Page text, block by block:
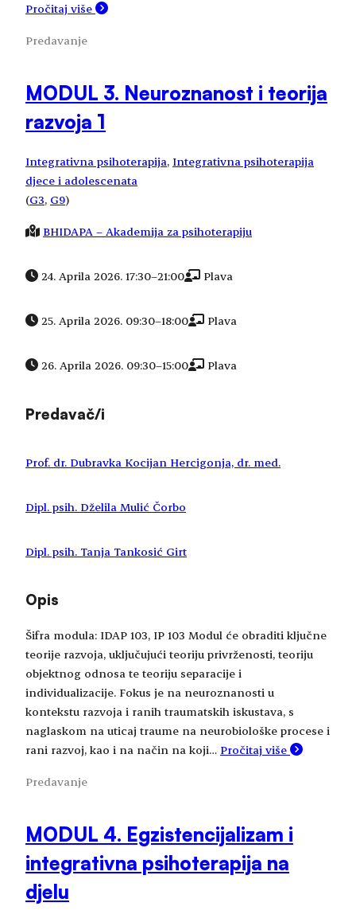
Pročitaj više
Predavanje
MODUL 3. Neuroznanost i teorija
razvoja 1
Integrativna psihoterapija, Integrativna psihoterapija
djece i adolescenata
(G3, G9)
BHIDAPA – Akademija za psihoterapiju
24. Aprila 2026. 17:30–21:00 Plava
25. Aprila 2026. 09:30–18:00 Plava
26. Aprila 2026. 09:30–15:00 Plava
Predavač/i
Prof. dr. Dubravka Kocijan Hercigonja, dr. med.
Dipl. psih. Dželila Mulić Čorbo
Dipl. psih. Tanja Tankosić Girt
Opis
Šifra modula: IDAP 103, IP 103 Modul će obraditi ključne
teorije razvoja, uključujući teoriju privrženosti, teoriju
objektnog odnosa te teoriju separacije i
individualizacije. Fokus je na neuroznanosti u
kontekstu razvoja i ranih traumatskih iskustava, s
naglaskom na uticaj traume na neurobiološke procese i
rani razvoj, kao i na način na koji… Pročitaj više
Predavanje
MODUL 4. Egzistencijalizam i
integrativna psihoterapija na
djelu